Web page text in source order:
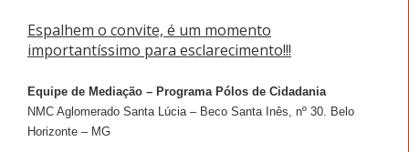
Espalhem o convite, é um momento
importantíssimo para esclarecimento!!!
Equipe de Mediação – Programa Pólos de Cidadania
NMC Aglomerado Santa Lúcia – Beco Santa Inês, nº 30. Belo
Horizonte – MG